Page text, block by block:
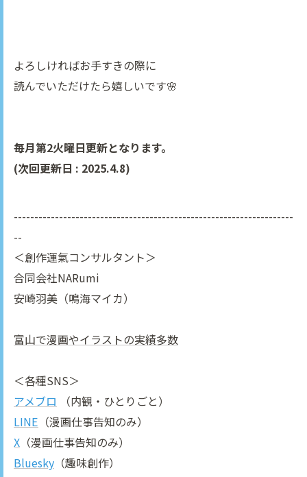
よろしければお手すきの際に
読んでいただけたら嬉しいです🌸
毎月第2火曜日更新となります。
(次回更新日 : 2025.4.8)
--------------------------------------------------------------------
--
＜創作運氣コンサルタント＞
合同会社NARumi
安崎羽美（鳴海マイカ）
富山で漫画やイラストの実績多数
＜各種SNS＞
アメブロ
（内観・ひとりごと）
LINE （漫画仕事告知のみ）
X （漫画仕事告知のみ）
Bluesky （趣味創作）